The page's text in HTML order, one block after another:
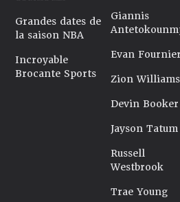
Grandes dates de
la saison NBA
Incroyable
Brocante Sports
Giannis
Evan Fournier
Zion
Devin Booker
Jayson Tatum
Russell
Westbrook
Trae Young